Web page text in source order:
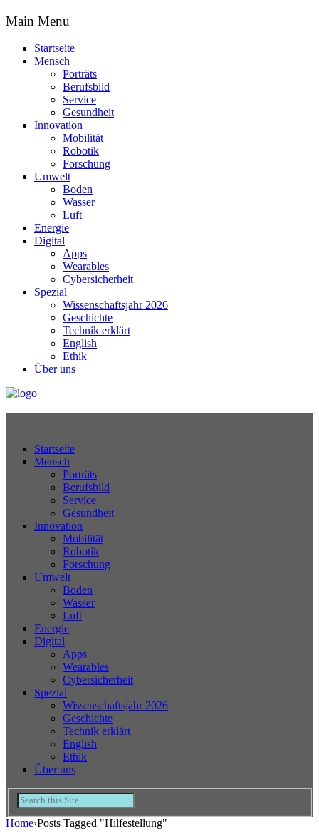
Main Menu
Startseite
Mensch
Porträts
Berufsbild
Service
Gesundheit
Innovation
Mobilität
Robotik
Forschung
Umwelt
Boden
Wasser
Luft
Energie
Digital
Apps
Wearables
Cybersicherheit
Spezial
Wissenschaftsjahr 2026
Geschichte
Technik erklärt
English
Ethik
Über uns
Startseite
Mensch
Porträts
Berufsbild
Service
Gesundheit
Innovation
Mobilität
Robotik
Forschung
Umwelt
Boden
Wasser
Luft
Energie
Digital
Apps
Wearables
Cybersicherheit
Spezial
Wissenschaftsjahr 2026
Geschichte
Technik erklärt
English
Ethik
Über uns
Home›Posts Tagged "Hilfestellung"